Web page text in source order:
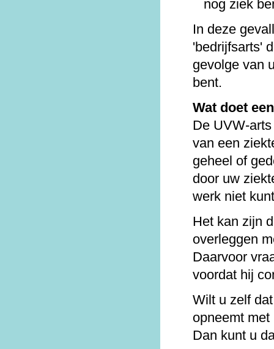
nog ziek
In deze
'bedrijfsarts'
gevolge van
bent.
Wat doet
De UVW-
van een
geheel of
door uw
werk niet
Het kan zijn
overleggen
Daarvoor
voordat hij
Wilt u zelf
opneemt
Dan kunt u